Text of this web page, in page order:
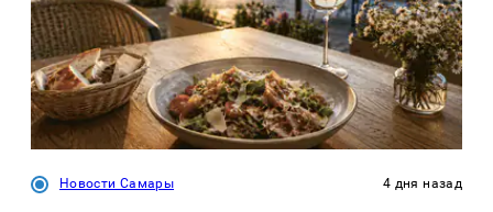
Новости Самары 4 дня назад